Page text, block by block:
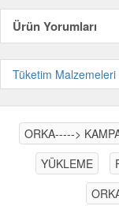
Ürün Yorumları
Tüketim Malzemeleri
ORKA----->
YÜKLEME